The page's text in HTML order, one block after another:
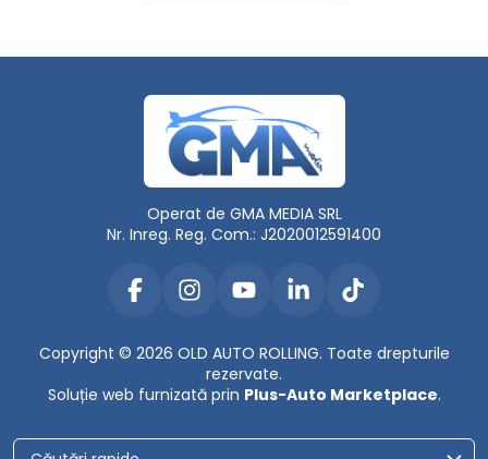
Operat de GMA MEDIA SRL
Nr. Inreg. Reg. Com.: J2020012591400
Copyright © 2026 OLD AUTO ROLLING. Toate drepturile
rezervate.
Soluție web furnizată prin Plus-Auto Marketplace.